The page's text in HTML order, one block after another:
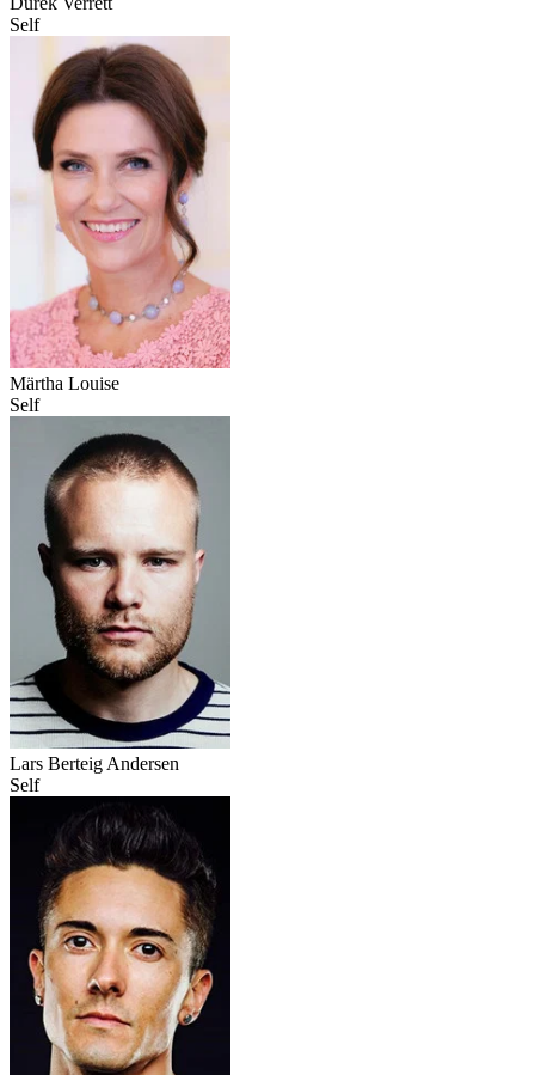
Self
Märtha Louise
Self
Lars Berteig Andersen
Self